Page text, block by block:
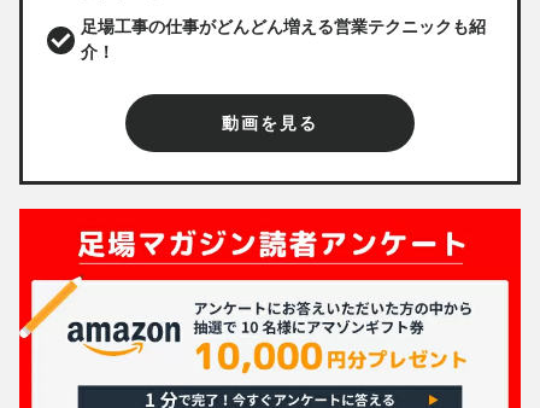
足場工事の仕事がどんどん増える営業テクニックも紹
介！
動画を見る